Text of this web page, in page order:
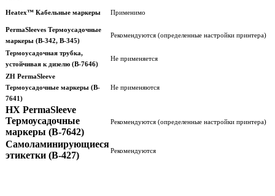
Heatex™ Кабельные маркеры Применимо
PermaSleeves Термоусадочные
маркеры (B-342, B-345)
Рекомендуются (определенные настройки принтера)
Термоусадочная трубка,
устойчивая к дизелю (B-7646)
Не применяется
ZH PermaSleeve
Термоусадочные маркеры (B-
7641)
Не применяются
HX PermaSleeve
Термоусадочные
маркеры (B-7642)
Рекомендуются (определенные настройки принтера)
Самоламинирующиеся
этикетки (B-427)
Рекомендуются